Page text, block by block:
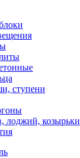
ступени
лоджий, козырьки